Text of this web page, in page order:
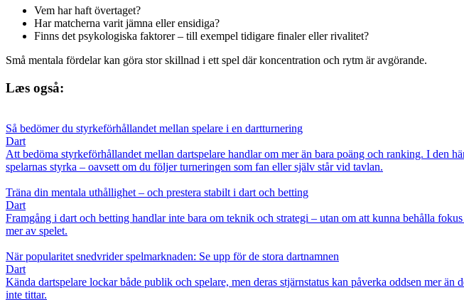
Vem har haft övertaget?
Har matcherna varit jämna eller ensidiga?
Finns det psykologiska faktorer – till exempel tidigare finaler eller rivalitet?
Små mentala fördelar kan göra stor skillnad i ett spel där koncentration och rytm är avgörande.
Læs også:
Så bedömer du styrkeförhållandet mellan spelare i en dartturnering
Dart
Att bedöma styrkeförhållandet mellan dartspelare handlar om mer än bara poäng och ranking. I den
spelarnas styrka – oavsett om du följer turneringen som fan eller själv står vid tavlan.
Träna din mentala uthållighet – och prestera stabilt i dart och betting
Dart
Framgång i dart och betting handlar inte bara om teknik och strategi – utan om att kunna behålla
mer av spelet.
När popularitet snedvrider spelmarknaden: Se upp för de stora dartnamnen
Dart
Kända dartspelare lockar både publik och spelare, men deras stjärnstatus kan påverka oddsen mer
inte tittar.